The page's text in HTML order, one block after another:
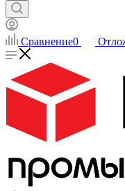
Сравнение0